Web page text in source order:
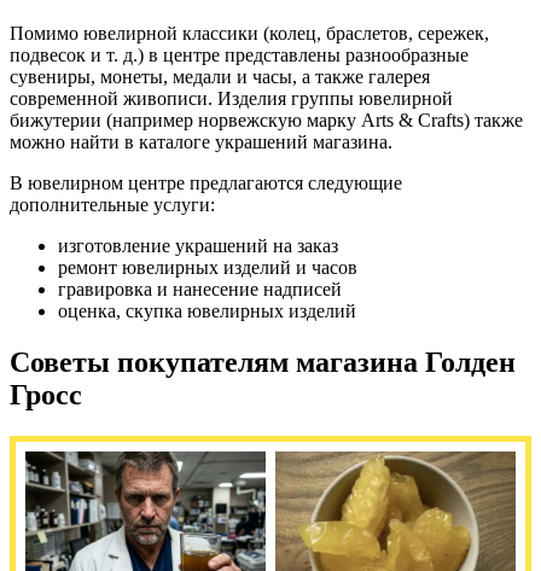
Помимо ювелирной классики (колец, браслетов, сережек,
подвесок и т. д.) в центре представлены разнообразные
сувениры, монеты, медали и часы, а также галерея
современной живописи. Изделия группы ювелирной
бижутерии (например норвежскую марку Arts & Crafts) также
можно найти в каталоге украшений магазина.
В ювелирном центре предлагаются следующие
дополнительные услуги:
изготовление украшений на заказ
ремонт ювелирных изделий и часов
гравировка и нанесение надписей
оценка, скупка ювелирных изделий
Советы покупателям магазина Голден
Гросс